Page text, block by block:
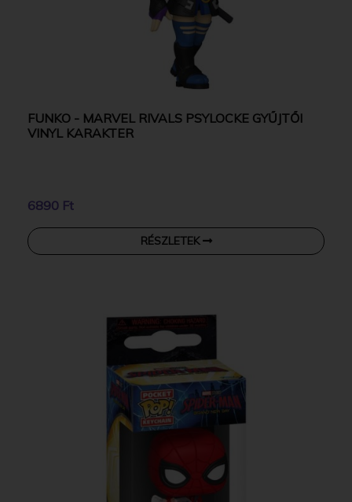
FUNKO - MARVEL RIVALS PSYLOCKE GYŰJTŐI
VINYL KARAKTER
6890 Ft
RÉSZLETEK